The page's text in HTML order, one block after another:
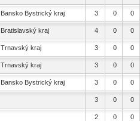
Bansko Bystrický kraj 3 0 0
Bratislavský kraj 4 0 0
Trnavský kraj 3 0 0
Trnavský kraj 3 0 0
Bansko Bystrický kraj 3 0 0
3 0 0
2 0 0